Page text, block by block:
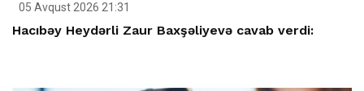
05 Avqust 2026 21:31
Hacıbəy Heydərli Zaur Baxşəliyevə cavab verdi: